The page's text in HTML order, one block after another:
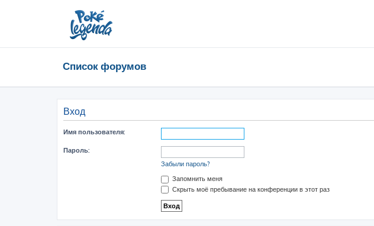
Список форумов
Вход
Имя пользователя:
Пароль:
Забыли пароль?
Запомнить меня
Скрыть моё пребывание на конференции в этот раз